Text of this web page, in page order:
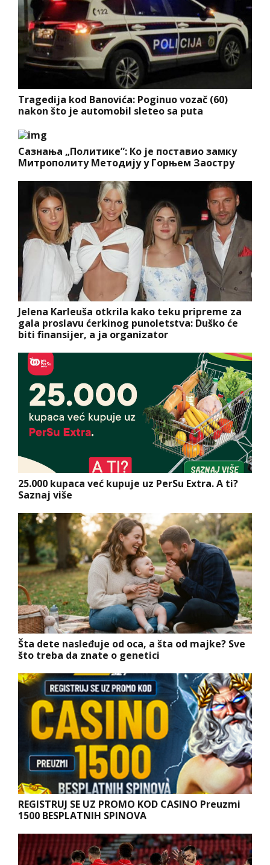
Tragedija kod Banovića: Poginuo vozač (60)
nakon što je automobil sleteo sa puta
Сазнања „Политике”: Ко је поставио замку
Митрополиту Методију у Горњем Заостру
Jelena Karleuša otkrila kako teku pripreme za
gala proslavu ćerkinog punoletstva: Duško će
biti finansijer, a ja organizator
25.000 kupaca već kupuje uz PerSu Extra. A ti?
Saznaj više
Šta dete nasleđuje od oca, a šta od majke? Sve
što treba da znate o genetici
REGISTRUJ SE UZ PROMO KOD CASINO Preuzmi
1500 BESPLATNIH SPINOVA